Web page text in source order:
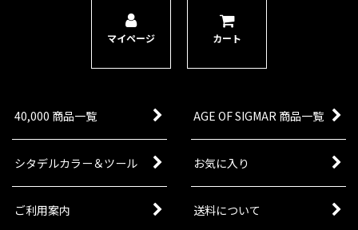
ゲーム「ウォーハンマー：エイジ・オヴ・シグマ
景モデルのシタデルミニチュア3点。ルールは同
1点
ゲーム「ウォーハンマー：エイジ・オヴ・シグマ
ー」ソウルブライト・グレイヴロードの勢力の顕
現のシタデルミニチュア4点。ルールは同時発売
マイページ カート
40,000 商品一覧 AGE OF SIGMAR 商品一覧
シタデルカラー＆ツール お気に入り
ご利用案内 送料について